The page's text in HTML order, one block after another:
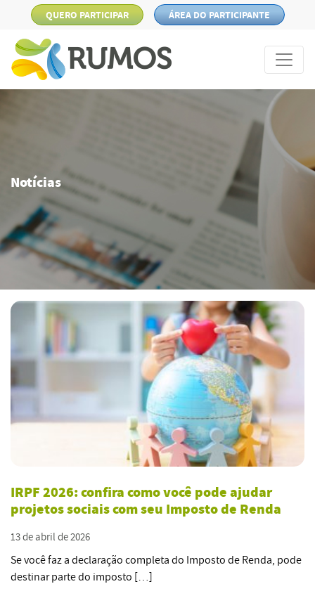
QUERO PARTICIPAR ÁREA DO PARTICIPANTE
Notícias
IRPF 2026: confira como você pode ajudar
projetos sociais com seu Imposto de Renda
13 de abril de 2026
Se você faz a declaração completa do Imposto de Renda, pode
destinar parte do imposto […]